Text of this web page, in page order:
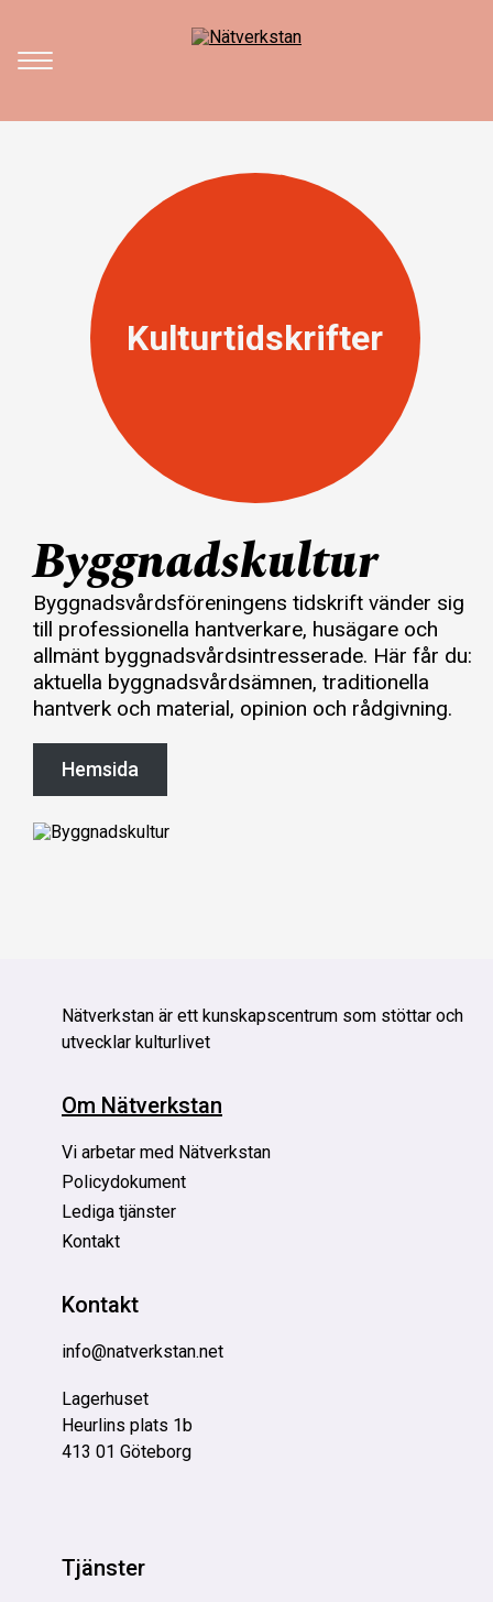
Kulturtidskrifter
Byggnadskultur
Byggnadsvårdsföreningens tidskrift vänder sig
till professionella hantverkare, husägare och
allmänt byggnadsvårdsintresserade. Här får du:
aktuella byggnadsvårdsämnen, traditionella
hantverk och material, opinion och rådgivning.
Hemsida
Nätverkstan är ett kunskapscentrum som stöttar och
utvecklar kulturlivet
Om Nätverkstan
Vi arbetar med Nätverkstan
Policydokument
Lediga tjänster
Kontakt
Kontakt
info@natverkstan.net
Lagerhuset
Heurlins plats 1b
413 01 Göteborg
Tjänster